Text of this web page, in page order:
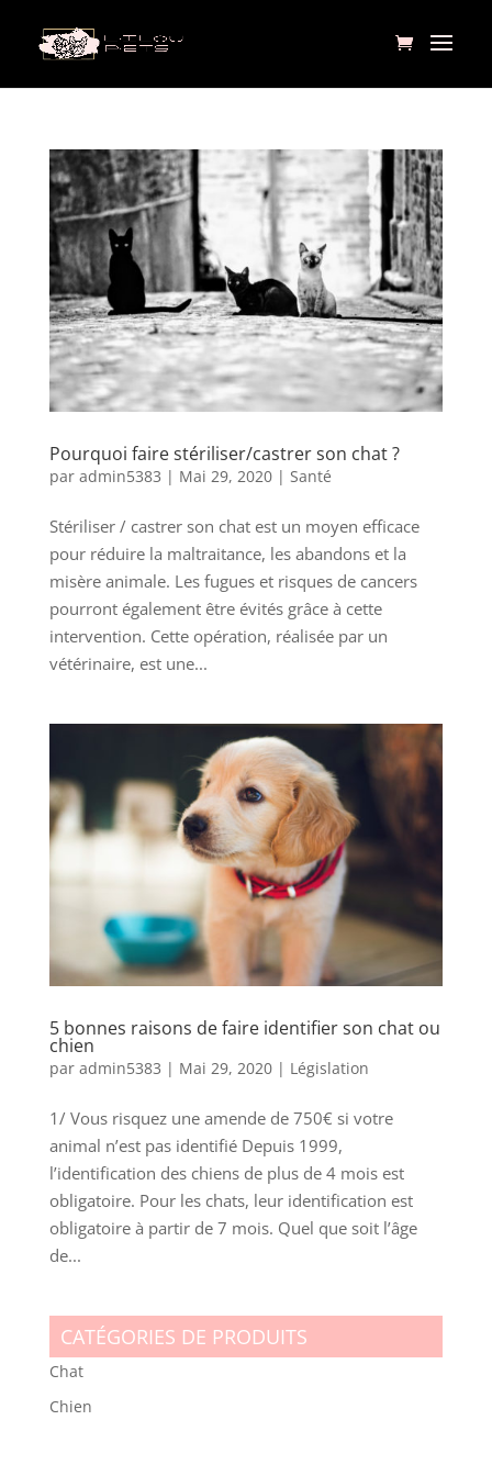
Pourquoi faire stériliser/castrer son chat ?
par admin5383 | Mai 29, 2020 | Santé
Stériliser / castrer son chat est un moyen efficace
pour réduire la maltraitance, les abandons et la
misère animale. Les fugues et risques de cancers
pourront également être évités grâce à cette
intervention. Cette opération, réalisée par un
vétérinaire, est une...
5 bonnes raisons de faire identifier son chat ou
chien
par admin5383 | Mai 29, 2020 | Législation
1/ Vous risquez une amende de 750€ si votre
animal n’est pas identifié Depuis 1999,
l’identification des chiens de plus de 4 mois est
obligatoire. Pour les chats, leur identification est
obligatoire à partir de 7 mois. Quel que soit l’âge
de...
CATÉGORIES DE PRODUITS
Chat
Chien